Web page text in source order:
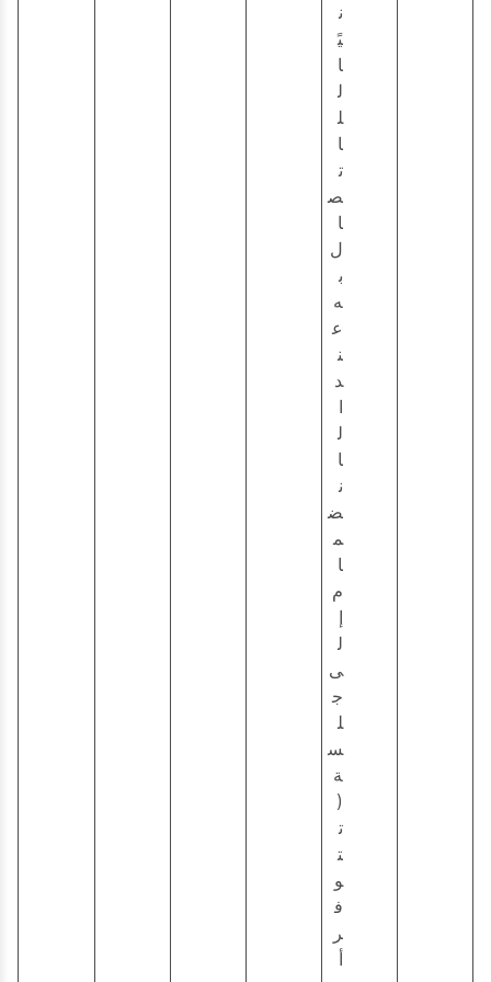
ن
يً
ا
ل
ل
ا
ت
ص
ا
ل
ب
ه
ع
ن
د
ا
ل
ا
ن
ض
م
ا
م
إ
ل
ى
ج
ل
س
ة
(
ت
ت
و
ف
ر
أ